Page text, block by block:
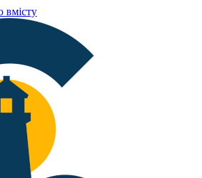
вмісту